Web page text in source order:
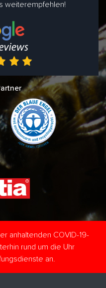
weiterempfehlen!
anhaltenden COVID-19-
rund um die Uhr
an.